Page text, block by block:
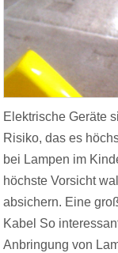
Elektrische Geräte
Risiko, das es
bei Lampen im
höchste Vorsicht
absichern. Eine
Kabel So
Anbringung von